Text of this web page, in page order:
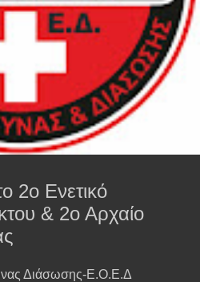
2ο Ενετικό
& 2ο Αρχαίο
Διάσωσης-Ε.Ο.Ε.Δ